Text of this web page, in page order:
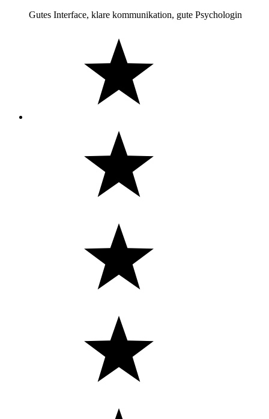
Gutes Interface, klare kommunikation, gute Psychologin